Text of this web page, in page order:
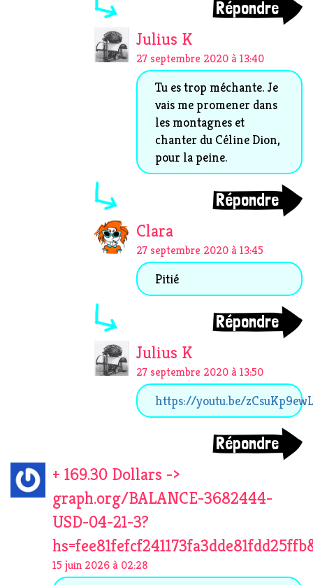
Répondre
Julius K
27 septembre 2020 à 13:40
Tu es trop méchante. Je
vais me promener dans
les montagnes et
chanter du Céline Dion,
pour la peine.
Répondre
Clara
27 septembre 2020 à 13:45
Pitié
Répondre
Julius K
27 septembre 2020 à 13:50
https://youtu.be/
Répondre
+ 169.30 Dollars ->
graph.org/BALANCE-3682444-
USD-04-21-3?
15 juin 2026 à 02:28